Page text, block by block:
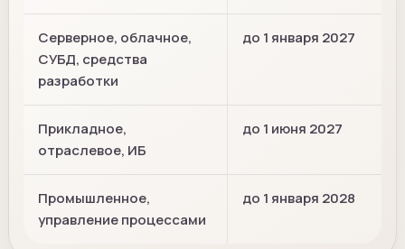
Серверное, облачное,
СУБД, средства
разработки
до 1 января 2027
Прикладное,
отраслевое, ИБ
до 1 июня 2027
Промышленное,
управление процессами
до 1 января 2028